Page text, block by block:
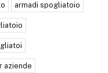
armadi spogliatoio
aziende